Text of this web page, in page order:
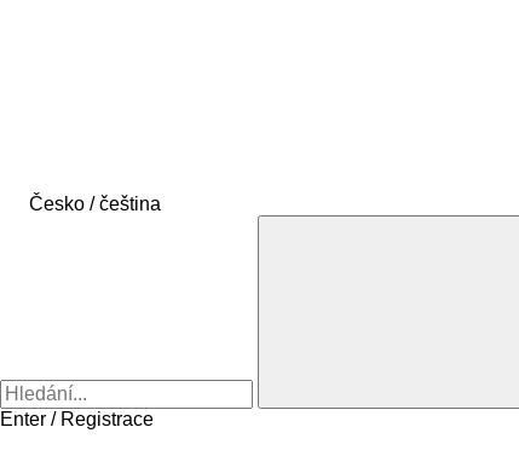
Česko / čeština
Enter / Registrace